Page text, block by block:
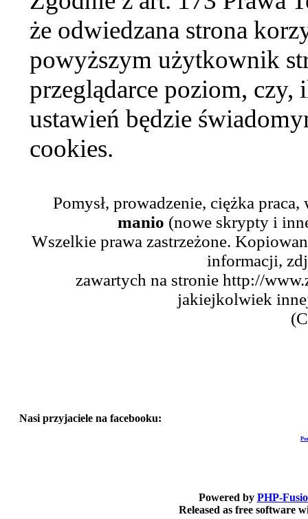
że odwiedzana strona
powyższym użytkownik
przeglądarce poziom,
ustawień będzie
cookies.
Pomysł, prowadzenie, ciężka
manio (nowe skrypty i
Wszelkie prawa zastrzeżone.
informacji,
zawartych na stronie http://
jakiejkolwiek
Nasi przyjaciele na facebooku:
Powered by PHP-
Released as free software